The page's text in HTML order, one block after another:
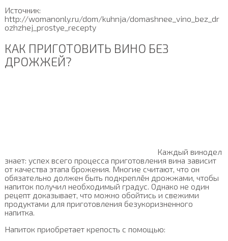
Источник:
http://womanonly.ru/dom/kuhnja/domashnee_vino_bez_dr
ozhzhej_prostye_recepty
КАК ПРИГОТОВИТЬ ВИНО БЕЗ
ДРОЖЖЕЙ?
Каждый винодел
знает: успех всего процесса приготовления вина зависит
от качества этапа брожения. Многие считают, что он
обязательно должен быть подкреплён дрожжами, чтобы
напиток получил необходимый градус. Однако не один
рецепт доказывает, что можно обойтись и свежими
продуктами для приготовления безукоризненного
напитка.
Напиток приобретает крепость с помощью: